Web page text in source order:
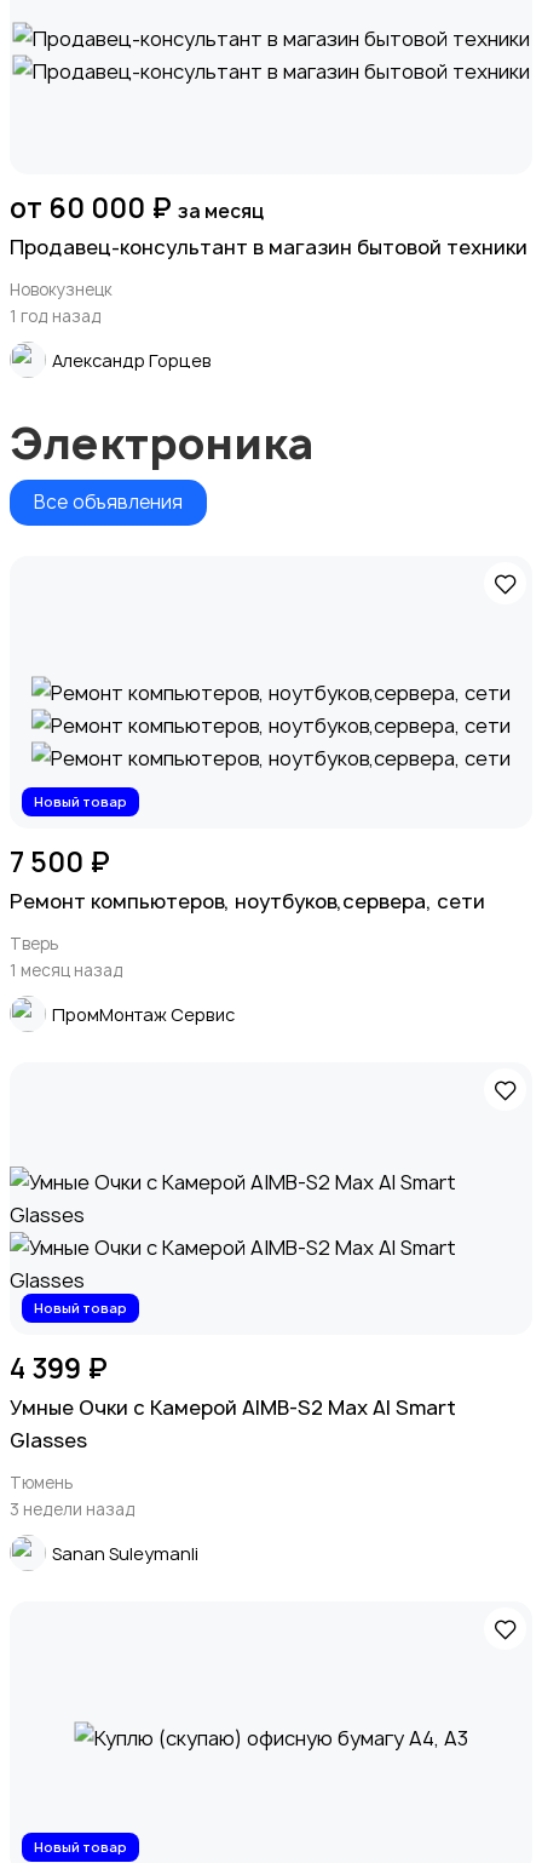
от 60 000 ₽ за месяц
Продавец-консультант в магазин бытовой техники
Новокузнецк
1 год назад
Александр Горцев
Электроника
Все объявления
Новый товар
7 500 ₽
Ремонт компьютеров, ноутбуков,сервера, сети
Тверь
1 месяц назад
ПромМонтаж Сервис
Новый товар
4 399 ₽
Умные Очки с Камерой AIMB-S2 Max Al Smart
Glasses
Тюмень
3 недели назад
Sanan Suleymanli
Новый товар